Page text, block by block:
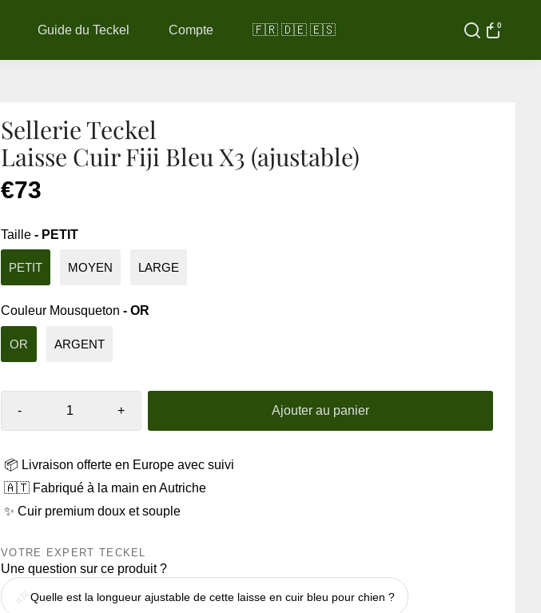
Guide du Teckel Compte 🇫🇷 🇩🇪 🇪🇸 0
Sellerie Teckel
Laisse Cuir Fiji Bleu X3 (ajustable)
€73
Taille - PETIT
PETIT MOYEN LARGE
Couleur Mousqueton - OR
OR ARGENT
- + Ajouter au panier
📦 Livraison offerte en Europe avec suivi
🇦🇹 Fabriqué à la main en Autriche
✨ Cuir premium doux et souple
VOTRE EXPERT TECKEL
Une question sur ce produit ?
Quelle est la longueur ajustable de cette laisse en cuir bleu pour chien ?